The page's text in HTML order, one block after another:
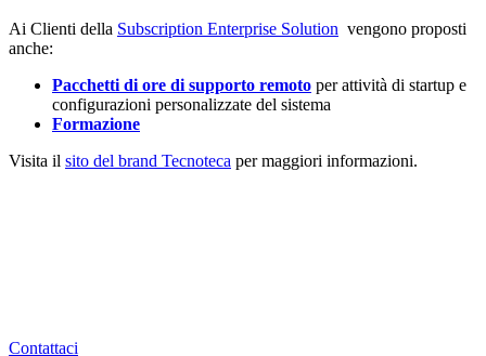
Ai Clienti della Subscription Enterprise Solution vengono proposti
anche:
Pacchetti di ore di supporto remoto per attività di startup e
configurazioni personalizzate del sistema
Formazione
Visita il sito del brand Tecnoteca per maggiori informazioni.
Contattaci